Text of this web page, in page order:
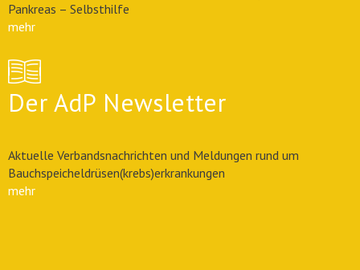
Pankreas – Selbsthilfe
mehr
Der AdP Newsletter
Aktuelle Verbandsnachrichten und Meldungen rund um
Bauchspeicheldrüsen(krebs)erkrankungen
mehr